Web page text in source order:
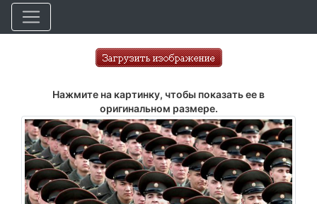
Нажмите на картинку, чтобы показать ее в
оригинальном размере.